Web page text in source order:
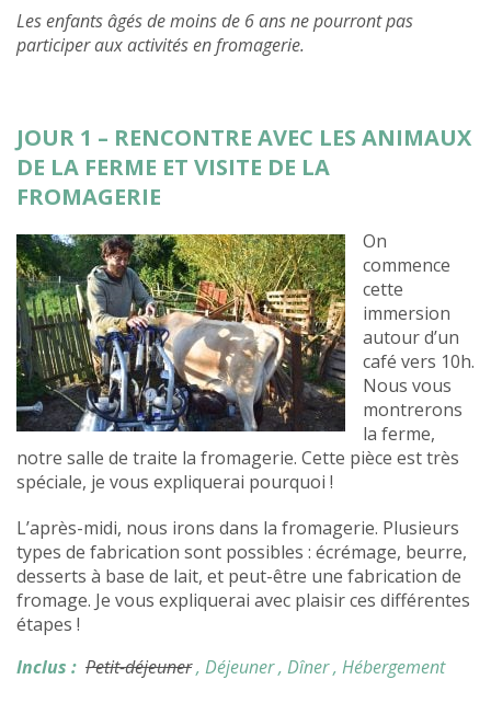
Les enfants âgés de moins de 6 ans ne pourront pas
participer aux activités en fromagerie.
JOUR 1 – RENCONTRE AVEC LES ANIMAUX
DE LA FERME ET VISITE DE LA
FROMAGERIE
On
commence
cette
immersion
autour d’un
café vers 10h.
Nous vous
montrerons
la ferme,
notre salle de traite la fromagerie. Cette pièce est très
spéciale, je vous expliquerai pourquoi !
L’après-midi, nous irons dans la fromagerie. Plusieurs
types de fabrication sont possibles : écrémage, beurre,
desserts à base de lait, et peut-être une fabrication de
fromage. Je vous expliquerai avec plaisir ces différentes
étapes !
Inclus : Petit-déjeuner, Déjeuner, Dîner, Hébergement